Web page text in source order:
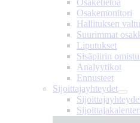
Osakemonitori
Hallituksen
Suurimmat
Liputukset
Sisäpiirin
Analyytikot
Ennusteet
Sijoittajayhteydet